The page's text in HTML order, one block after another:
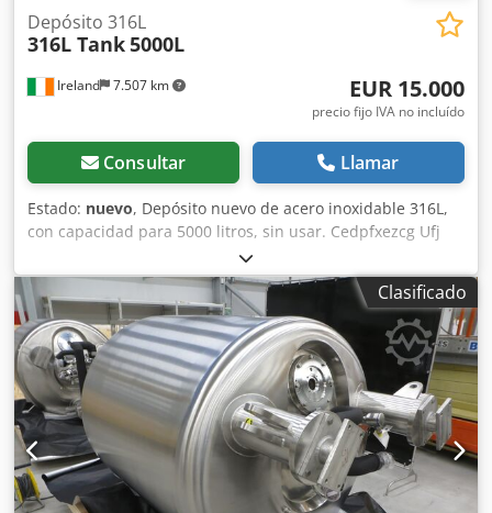
Ireland 7.507 km
Depósito 316L
316L Tank5000L
EUR 15.000
precio fijo IVA no incluído
Consultar Llamar
Estado: nuevo, Depósito nuevo de acero inoxidable 316L,
con capacidad para 5000 litros, sin usar. Cedpfxezcg Ufj
Clasificado